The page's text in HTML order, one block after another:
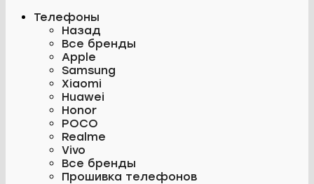
Телефоны
Назад
Все бренды
Apple
Samsung
Xiaomi
Huawei
Honor
POCO
Realme
Vivo
Все бренды
Прошивка телефонов